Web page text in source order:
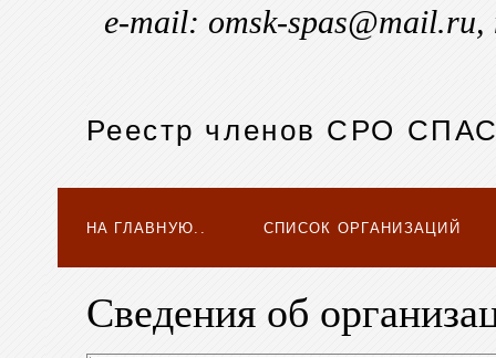
e-mail: omsk-
Реестр членов СРО
НА ГЛАВНУЮ.. СПИСОК ОРГАНИЗАЦИЙ
Сведения об